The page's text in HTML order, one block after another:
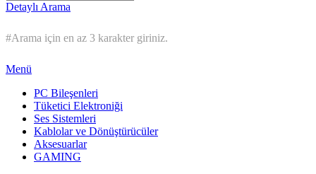
Detaylı Arama
#Arama için en az 3 karakter giriniz.
Menü
PC Bileşenleri
Tüketici Elektroniği
Ses Sistemleri
Kablolar ve Dönüştürücüler
Aksesuarlar
GAMING